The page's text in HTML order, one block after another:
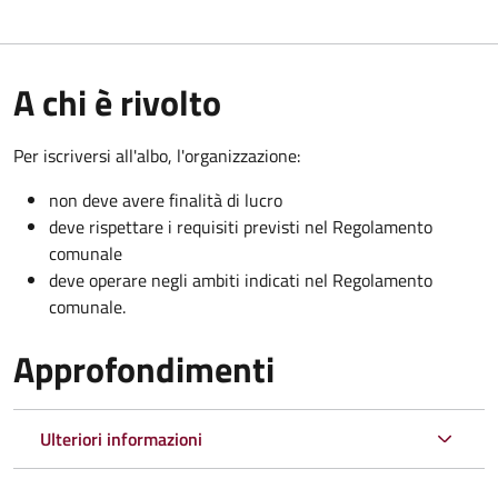
A chi è rivolto
Per iscriversi all'albo, l'organizzazione:
non deve avere finalità di lucro
deve rispettare i requisiti previsti nel Regolamento
comunale
deve operare negli ambiti indicati nel Regolamento
comunale.
Approfondimenti
Ulteriori informazioni